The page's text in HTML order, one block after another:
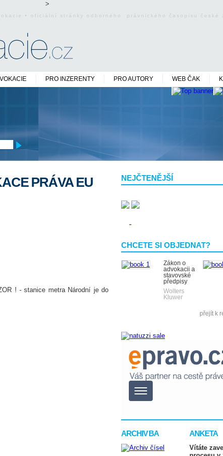
>
• oficiální stránky odborného právnického časopisu české
PRO INZERENTY PRO AUTORY WEB ČAK
NEJČTENĚJŠÍ
CHCETE SI OBJEDNAT?
Zákon o
advokacii a
stavovské
předpisy
Wolters
Kluwer
přejít k
ARCHIV BA ANKETA
Vítáte
PRÁVA EU
! - stanice metra Národní je do